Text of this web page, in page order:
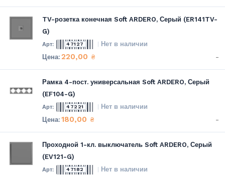
TV-розетка конечная Soft ARDERO, Серый (ER141TV-
G)
47127 Нет в наличии
220,00 ₴ -
Рамка 4-пост. универсальная Soft ARDERO, Серый
(EF104-G)
47221 Нет в наличии
180,00 ₴ -
Проходной 1-кл. выключатель Soft ARDERO, Серый
(EV121-G)
47182 Нет в наличии